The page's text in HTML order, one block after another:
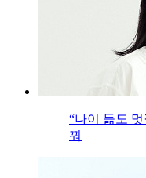
“나이 듦도
꿔